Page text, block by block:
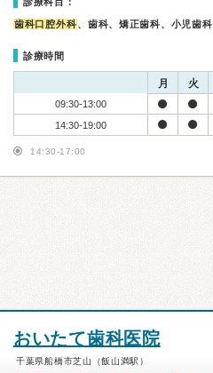
歯科口腔外科、歯科、矯正歯科、小児歯科
診療時間
月 火
09:30-13:00
14:30-19:00
14:30-17:00
おいたて歯科医院
千葉県船橋市芝山（飯山満駅）